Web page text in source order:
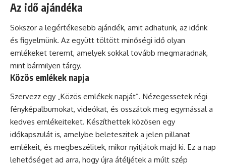
Az idő ajándéka
Sokszor a legértékesebb ajándék, amit adhatunk, az időnk
és figyelmünk. Az együtt töltött minőségi idő olyan
emlékeket teremt, amelyek sokkal tovább megmaradnak,
mint bármilyen tárgy.
Közös emlékek napja
Szervezz egy „Közös emlékek napját”. Nézegessetek régi
fényképalbumokat, videókat, és osszátok meg egymással a
kedves emlékeiteket. Készíthettek közösen egy
időkapszulát is, amelybe beleteszitek a jelen pillanat
emlékeit, és megbeszélitek, mikor nyitjátok majd ki. Ez a nap
lehetőséget ad arra, hogy újra átéljétek a múlt szép